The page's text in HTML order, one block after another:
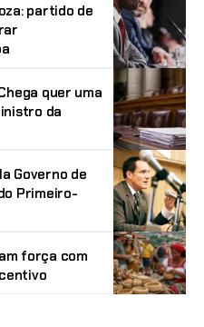
partido de
quer uma
da
Governo de
Primeiro-
força com